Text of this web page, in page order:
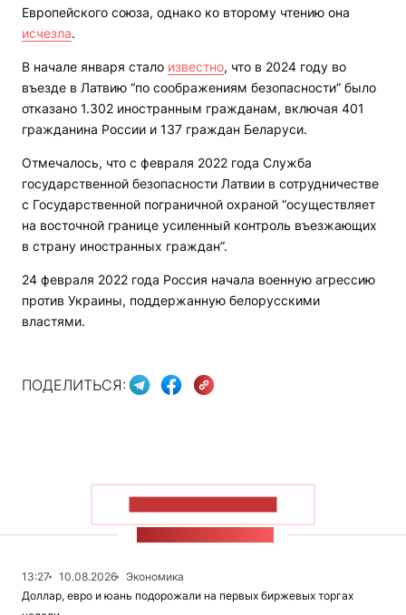
Европейского союза, однако ко второму чтению она
исчезла.
В начале января стало известно, что в 2024 году во
въезде в Латвию “по соображениям безопасности” было
отказано 1.302 иностранным гражданам, включая 401
гражданина России и 137 граждан Беларуси.
Отмечалось, что с февраля 2022 года Служба
государственной безопасности Латвии в сотрудничестве
с Государственной пограничной охраной “осуществляет
на восточной границе усиленный контроль въезжающих
в страну иностранных граждан”.
24 февраля 2022 года Россия начала военную агрессию
против Украины, поддержанную белорусскими
властями.
ПОДЕЛИТЬСЯ:
13:27 10.08.2026
Экономика
Доллар, евро и юань подорожали на первых биржевых торгах